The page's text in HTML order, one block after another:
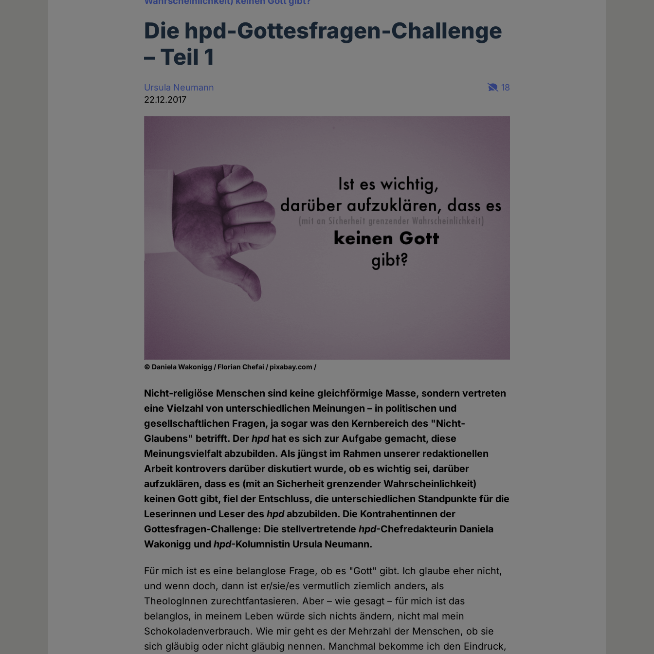
Die hpd-Gottesfragen-Challenge
– Teil 1
Ursula Neumann
22.12.2017
18
© Daniela Wakonigg / Florian Chefai / pixabay.com /
Nicht-religiöse Menschen sind keine gleichförmige Masse, sondern vertreten
eine Vielzahl von unterschiedlichen Meinungen – in politischen und
gesellschaftlichen Fragen, ja sogar was den Kernbereich des "Nicht-
Glaubens" betrifft. Derhpdhat es sich zur Aufgabe gemacht, diese
Meinungsvielfalt abzubilden. Als jüngst im Rahmen unserer redaktionellen
Arbeit kontrovers darüber diskutiert wurde, ob es wichtig sei, darüber
aufzuklären, dass es (mit an Sicherheit grenzender Wahrscheinlichkeit)
keinen Gott gibt, fiel der Entschluss, die unterschiedlichen Standpunkte für die
Leserinnen und Leser deshpdabzubilden. Die Kontrahentinnen der
Gottesfragen-Challenge: Die stellvertretendehpd-Chefredakteurin Daniela
Wakonigg undhpd-Kolumnistin Ursula Neumann.
Für mich ist es eine belanglose Frage, ob es "Gott" gibt. Ich glaube eher nicht,
und wenn doch, dann ist er/sie/es vermutlich ziemlich anders, als
TheologInnen zurechtfantasieren. Aber – wie gesagt – für mich ist das
belanglos, in meinem Leben würde sich nichts ändern, nicht mal mein
Schokoladenverbrauch. Wie mir geht es der Mehrzahl der Menschen, ob sie
sich gläubig oder nicht gläubig nennen. Manchmal bekomme ich den Eindruck,